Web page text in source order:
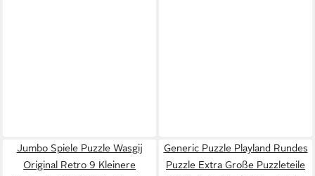
Jumbo Spiele Puzzle Wasgij
Original Retro 9 Kleinere
Generic Puzzle Playland Rundes
Puzzle Extra Große Puzzleteile